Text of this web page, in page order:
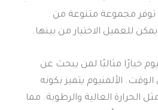
توفر مجموعة متنوعة من
للعميل الاختيار من بينها.
خيارًا مثاليًا لمن يبحث عن
الألمنيوم يتميز بكونه
الحرارة العالية والرطوبة. مما